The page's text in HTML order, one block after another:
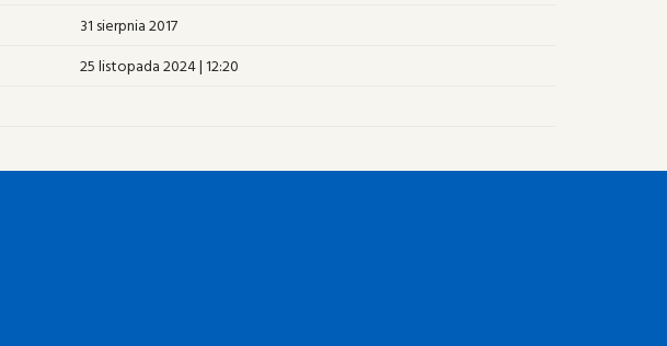
31 sierpnia 2017
25 listopada 2024 | 12:20